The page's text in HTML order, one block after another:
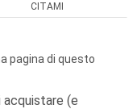
CITAMI
pagina di questo
(e